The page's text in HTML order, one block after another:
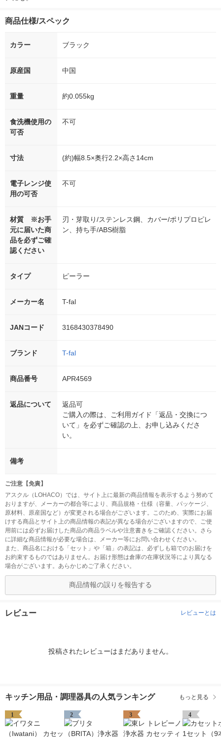
商品仕様/スペック
カラー ブラック
原産国 中国
重量 約0.055kg
食洗機使用の
可否
不可
寸法 (約)幅8.5×奥行2.2×高さ14cm
電子レンジ使
用の可否
不可
材質 ※お手
元に届いた商
品を必ずご確
認ください
刃・芽取り/ステンレス鋼、カバー/ポリプロピレ
ン、持ち手/ABS樹脂
タイプ ピーラー
メーカー名 T-fal
JANコード 3168430378490
ブランド T-fal
商品番号 APR4569
返品について
返品可
ご購入の際は、ご利用ガイド「返品・交換につ
いて」を必ずご確認の上、お申し込みくださ
い。
備考
ご注意【免責】
アスクル（LOHACO）では、サイト上に最新の商品情報を表示するよう努めて
おりますが、メーカーの都合等により、商品規格・仕様（容量、パッケージ、
原材料、原産国など）が変更される場合がございます。このため、実際にお届
けする商品とサイト上の商品情報の表記が異なる場合がございますので、ご使
用前には必ずお届けした商品の商品ラベルや注意書きをご確認ください。さら
に詳細な商品情報が必要な場合は、メーカー等にお問い合わせください。
また、商品名における「セット」や「箱」の表記は、必ずしも箱でのお届けを
お約束するものではありません。お届け形態は倉庫の在庫状況等により異なる
場合がございます。あらかじめご了承ください。
商品情報の誤りを報告する
レビュー レビューとは
投稿されたレビューはまだありません。
キッチン用品・調理器具の人気ランキング もっと見る
1 2 3 4